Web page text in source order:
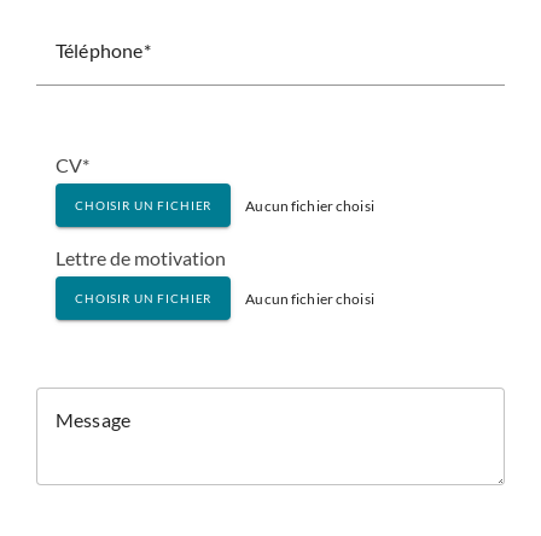
Téléphone
CV*
CHOISIR UN FICHIER Aucun fichier choisi
Lettre de motivation
CHOISIR UN FICHIER Aucun fichier choisi
Message